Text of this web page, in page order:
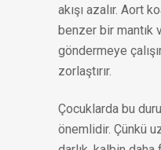
akışı azalır. Aort
benzer bir mantık
göndermeye
zorlaştırır.
Çocuklarda bu
önemlidir. Çünkü